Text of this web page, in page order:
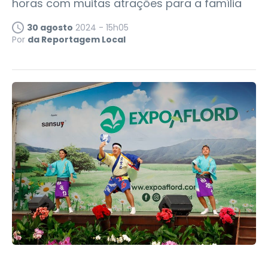
horas com muitas atrações para a família
30 agosto 2024 - 15h05
Por da Reportagem Local